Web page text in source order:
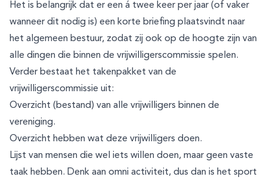
Het is belangrijk dat er een á twee keer per jaar (of vaker
wanneer dit nodig is) een korte briefing plaatsvindt naar
het algemeen bestuur, zodat zij ook op de hoogte zijn van
alle dingen die binnen de vrijwilligerscommissie spelen.
Verder bestaat het takenpakket van de
vrijwilligerscommissie uit:
Overzicht (bestand) van alle vrijwilligers binnen de
vereniging.
Overzicht hebben wat deze vrijwilligers doen.
Lijst van mensen die wel iets willen doen, maar geen vaste
taak hebben. Denk aan omni activiteit, dus dan is het sport